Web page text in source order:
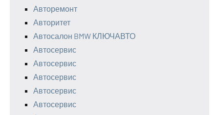
Авторемонт
Авторитет
Автосалон BMW КЛЮЧАВТО
Автосервис
Автосервис
Автосервис
Автосервис
Автосервис